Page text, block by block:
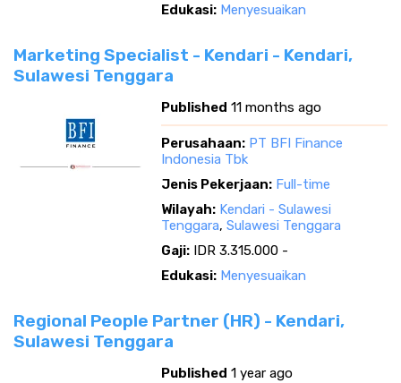
Edukasi: Menyesuaikan
Marketing Specialist - Kendari - Kendari,
Sulawesi Tenggara
Published 11 months ago
Perusahaan: PT BFI Finance
Indonesia Tbk
Jenis Pekerjaan: Full-time
Wilayah: Kendari - Sulawesi
Tenggara, Sulawesi Tenggara
Gaji: IDR 3.315.000 -
Edukasi: Menyesuaikan
Regional People Partner (HR) - Kendari,
Sulawesi Tenggara
Published 1 year ago